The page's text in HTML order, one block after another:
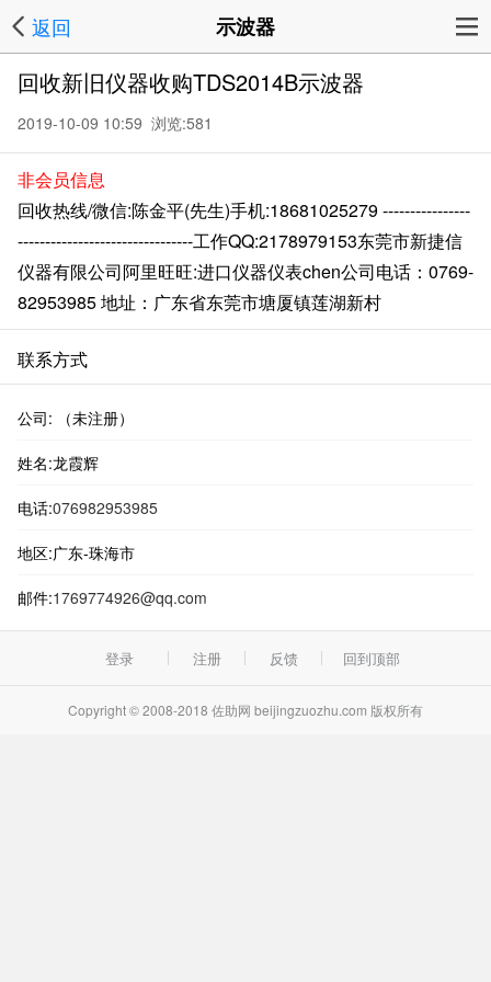
返回 示波器
回收新旧仪器收购TDS2014B示波器
2019-10-09 10:59 浏览:581
非会员信息
回收热线/微信:陈金平(先生)手机:18681025279 ----------------
--------------------------------工作QQ:2178979153东莞市新捷信
仪器有限公司阿里旺旺:进口仪器仪表chen公司电话：0769-
82953985 地址：广东省东莞市塘厦镇莲湖新村
联系方式
公司: （未注册）
姓名:龙霞辉
电话:076982953985
地区:广东-珠海市
邮件:1769774926@qq.com
登录 注册 反馈 回到顶部
Copyright © 2008-2018 佐助网 beijingzuozhu.com 版权所有